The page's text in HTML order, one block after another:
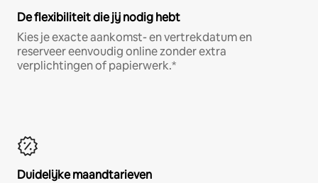
De flexibiliteit die jij nodig hebt
Kies je exacte aankomst- en vertrekdatum en
reserveer eenvoudig online zonder extra
verplichtingen of papierwerk.*
Duidelijke maandtarieven